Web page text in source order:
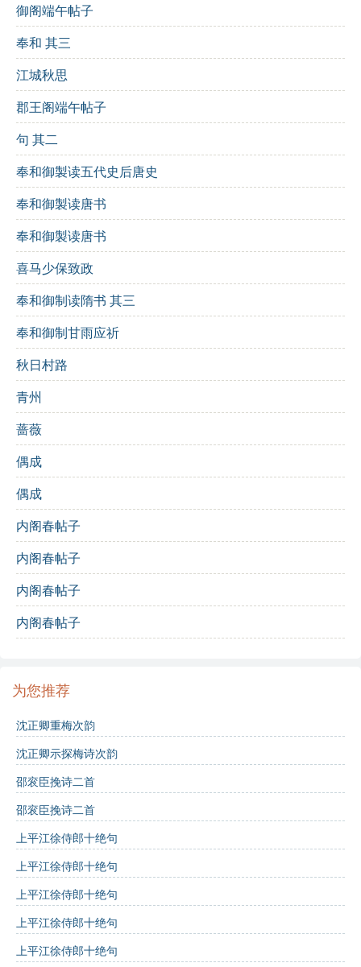
御阁端午帖子
奉和 其三
江城秋思
郡王阁端午帖子
句 其二
奉和御製读五代史后唐史
奉和御製读唐书
奉和御製读唐书
喜马少保致政
奉和御制读隋书 其三
奉和御制甘雨应祈
秋日村路
青州
蔷薇
偶成
偶成
内阁春帖子
内阁春帖子
内阁春帖子
内阁春帖子
为您推荐
沈正卿重梅次韵
沈正卿示探梅诗次韵
邵衮臣挽诗二首
邵衮臣挽诗二首
上平江徐侍郎十绝句
上平江徐侍郎十绝句
上平江徐侍郎十绝句
上平江徐侍郎十绝句
上平江徐侍郎十绝句
创作背景：
这首诗作于诗人与友人聚会之时，正值高秋季节，诗人
感慨万千，回忆起往昔的育才之事，表达了对英才的期
待和对自然的赞美。
诗歌鉴赏：
这首诗以江南的声华为引子，展示了公家二位伯仲之间
的杰出成就，反映了诗人对人才的挖掘与重视。诗中“声
华奕世”一语，既展现了江南的文化底蕴，也隐喻了在这
片沃土上涌现出的众多才俊。接着，诗人通过“想见当年
育英物”描绘了自己对英才培养的珍视，仿佛重温往昔，
令人倍感亲切。
“高秋爽气满西山”，一句则将视野扩展至自然，描绘了高
秋的清新气息，象征着理想与希望的到来。整首诗在意
象上跳跃于人事与自然之间，展现了诗人内心的情感波
动与对未来的美好期许。
诗词解析：
逐句解析：
声华奕世擅江南：江南的声名与才华在世间享有盛
誉。
谁似公家伯仲间：谁能与公家中的优秀人才相媲美
呢？
想见当年育英物：想必还能见到当年培养英才的情
景。
上。
修辞手法：
对仗：诗中“声华奕世”与“公家伯仲”形成对仗，增强了
韵律感。
象征：高秋的爽气象征着希望与清新，暗含着对未来
的期待。
主题思想：
整首诗表达了对人才能够在江南这片沃土上茁壮成长的
期待，同时也寄托了对自然美的向往和对未来的美好憧